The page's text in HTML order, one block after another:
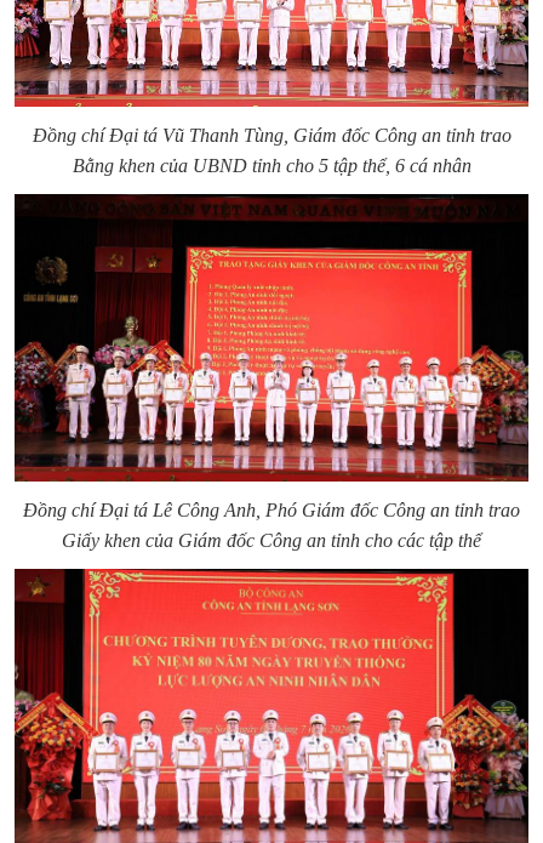
Đồng chí Đại tá Vũ Thanh Tùng, Giám đốc Công an tỉnh trao
Bằng khen của UBND tỉnh cho 5 tập thể, 6 cá nhân
Đồng chí Đại tá Lê Công Anh, Phó Giám đốc Công an tỉnh trao
Giấy khen của Giám đốc Công an tỉnh cho các tập thể